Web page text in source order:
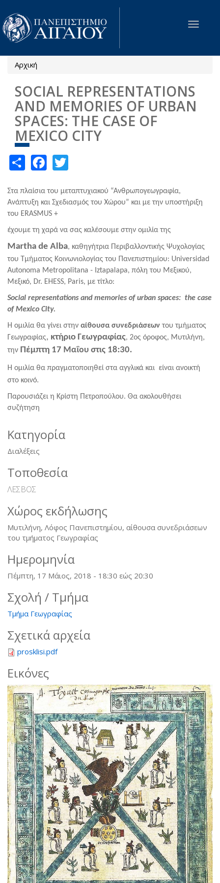
Παράκαμψη προς το κυρίως περιεχόμενο
Toggle
Είστε εδώ
Αρχική
SOCIAL REPRESENTATIONS
AND MEMORIES OF URBAN
SPACES: THE CASE OF
MEXICO CITY
ShareFacebook
Στα πλαίσια του μεταπτυχιακού “Ανθρωπογεωγραφία,
Ανάπτυξη και Σχεδιασμός του Χώρου” και με την υποστήριξη
του ERASMUS +
έχουμε τη χαρά να σας καλέσουμε στην ομιλία της
Martha de Alba, καθηγήτρια Περιβαλλοντικής Ψυχολογίας
του Τμήματος Κοινωνιολογίας του Πανεπιστημίου: Universidad
Autonoma Metropolitana - Iztapalapa, πόλη του Μεξικού,
Μεξικό, Dr. EHESS, Paris, με τίτλο:
Social representations and memories of urban spaces: the case
of Mexico City.
Η ομιλία θα γίνει στην αίθουσα συνεδριάσεωντου τμήματος
Γεωγραφίας, κτήριο Γεωγραφίας, 2ος όροφος, Μυτιλήνη,
την Πέμπτη 17 Μαΐου στις 18:30.
Η ομιλία θα πραγματοποιηθεί στα αγγλικά και είναι ανοικτή
στο κοινό.
Παρουσιάζει η Κρίστη Πετροπούλου. Θα ακολουθήσει
συζήτηση
Κατηγορία
Διαλέξεις
Τοποθεσία
ΛΕΣΒΟΣ
Χώρος εκδήλωσης
Μυτιλήνη, Λόφος Πανεπιστημίου, αίθουσα συνεδριάσεων
του τμήματος Γεωγραφίας
Ημερομηνία
Πέμπτη, 17 Μάιος, 2018 - 18:30 εώς 20:30
Σχολή / Τμήμα
Τμήμα Γεωγραφίας
Σχετικά αρχεία
prosklisi.pdf
Εικόνες